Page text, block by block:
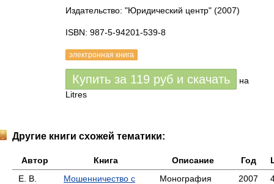
Издательство: "Юридический центр" (2007)
ISBN: 987-5-94201-539-8
электронная книга
Купить за 119 руб и скачать
на
Litres
Другие книги схожей тематики:
Автор Книга Описание Год
Е. В.
Мошенничество с
Монография
2007